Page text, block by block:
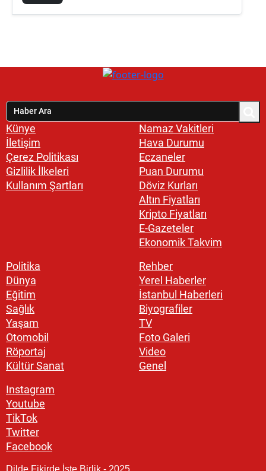
Künye
İletişim
Çerez Politikası
Gizlilik İlkeleri
Kullanım Şartları
Namaz Vakitleri
Hava Durumu
Eczaneler
Puan Durumu
Döviz Kurları
Altın Fiyatları
Kripto Fiyatları
E-Gazeteler
Ekonomik Takvim
Politika
Dünya
Eğitim
Sağlık
Yaşam
Otomobil
Röportaj
Kültür Sanat
Rehber
Yerel Haberler
İstanbul Haberleri
Biyografiler
TV
Foto Galeri
Video
Genel
Instagram
Youtube
TikTok
Twitter
Facebook